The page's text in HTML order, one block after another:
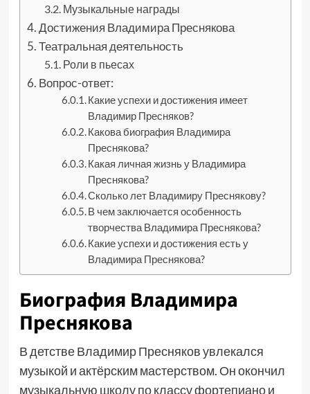
Музыкальные награды
Достижения Владимира Преснякова
Театральная деятельность
Роли в пьесах
Вопрос-ответ:
Какие успехи и достижения имеет
Владимир Пресняков?
Какова биография Владимира
Преснякова?
Какая личная жизнь у Владимира
Преснякова?
Сколько лет Владимиру Преснякову?
В чем заключается особенность
творчества Владимира Преснякова?
Какие успехи и достижения есть у
Владимира Преснякова?
Биография Владимира
Преснякова
В детстве Владимир Пресняков увлекался
музыкой и актёрским мастерством. Он окончил
музыкальную школу по классу фортепиано и